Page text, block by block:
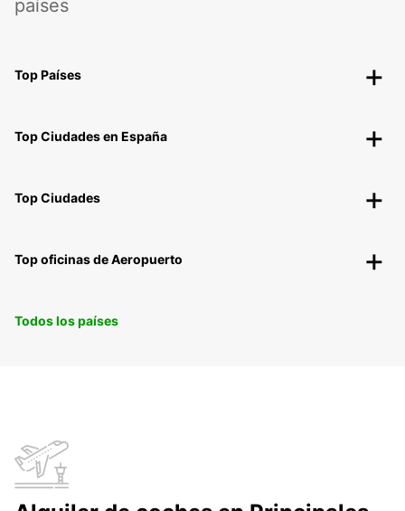
países
Top Países
Top Ciudades en España
Top Ciudades
Top oficinas de Aeropuerto
Todos los países